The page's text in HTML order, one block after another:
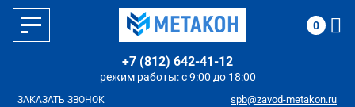
режим работы: с 9:00 до 18:00
+7 (812) 642-41-12
spb@zavod-metakon.ru
ЗАКАЗАТЬ ЗВОНОК
0